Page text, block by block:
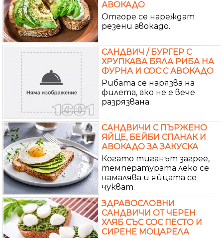
АВОКАДО
Отгоре се нареждат
резени авокадо.
САНДВИЧ / БУРГЕР С
ХРУПКАВА БЯЛА РИБА НА
ФУРНА И СОС С АВОКАДО
Рибата се нарязва на
филета, ако не е вече
разрязвана.
САНДВИЧИ С ПЪРЖЕНО
ЯЙЦЕ, БЕЙБИ СПАНАК И
АВОКАДО ЗА ЗАКУСКА
Когато тиганът загрее,
температурата леко се
намалява и яйцата се
чукват.
ЗДРАВОСЛОВНИ
САНДВИЧИ ОТ ЧЕРЕН
ХЛЯБ СЪС СОС ПЕСТО И
СИРЕНЕ МОЦАРЕЛА